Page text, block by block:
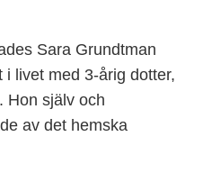
Sara Grundtman
i livet med 3-årig dotter,
Hon själv och
av det hemska